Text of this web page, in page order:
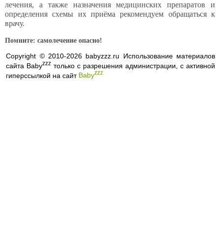
лечения, а также назначения медицинских препаратов и
определения схемы их приёма рекомендуем обращаться к
врачу.
Помните: самолечение опасно!
Copyright © 2010-2026 babyzzz.ru Использование материалов
сайта Babyzzz только с разрешения администрации, с активной
гиперссылкой на сайт Babyzzz